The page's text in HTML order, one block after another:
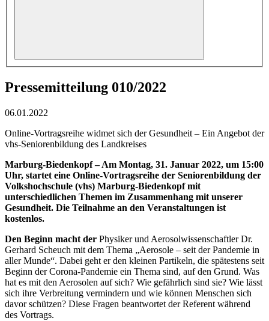
Pressemitteilung 010/2022
06.01.2022
Online-Vortragsreihe widmet sich der Gesundheit – Ein Angebot der
vhs-Seniorenbildung des Landkreises
Marburg-Biedenkopf – Am Montag, 31. Januar 2022, um 15:00
Uhr, startet eine Online-Vortragsreihe der Seniorenbildung der
Volkshochschule (vhs) Marburg-Biedenkopf mit
unterschiedlichen Themen im Zusammenhang mit unserer
Gesundheit. Die Teilnahme an den Veranstaltungen ist
kostenlos.
Den Beginn macht der Physiker und Aerosolwissenschaftler Dr.
Gerhard Scheuch mit dem Thema „Aerosole – seit der Pandemie in
aller Munde“. Dabei geht er den kleinen Partikeln, die spätestens seit
Beginn der Corona-Pandemie ein Thema sind, auf den Grund. Was
hat es mit den Aerosolen auf sich? Wie gefährlich sind sie? Wie lässt
sich ihre Verbreitung vermindern und wie können Menschen sich
davor schützen? Diese Fragen beantwortet der Referent während
des Vortrags.